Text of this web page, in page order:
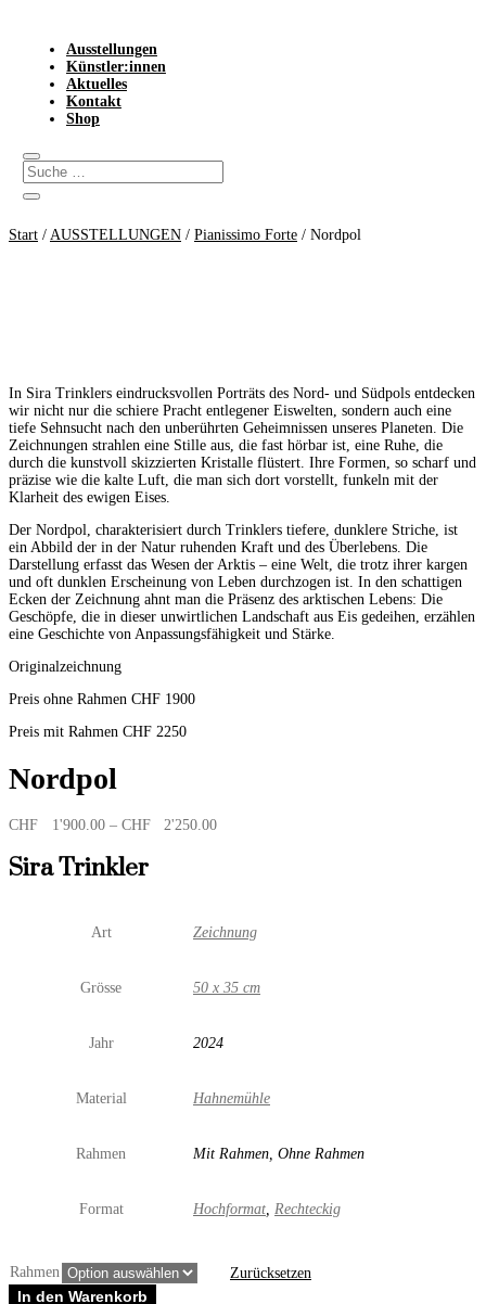
Ausstellungen
Künstler:innen
Aktuelles
Kontakt
Shop
Start / AUSSTELLUNGEN / Pianissimo Forte / Nordpol
In Sira Trinklers eindrucksvollen Porträts des Nord- und Südpols entdecken
wir nicht nur die schiere Pracht entlegener Eiswelten, sondern auch eine
tiefe Sehnsucht nach den unberührten Geheimnissen unseres Planeten. Die
Zeichnungen strahlen eine Stille aus, die fast hörbar ist, eine Ruhe, die
durch die kunstvoll skizzierten Kristalle flüstert. Ihre Formen, so scharf und
präzise wie die kalte Luft, die man sich dort vorstellt, funkeln mit der
Klarheit des ewigen Eises.
Der Nordpol, charakterisiert durch Trinklers tiefere, dunklere Striche, ist
ein Abbild der in der Natur ruhenden Kraft und des Überlebens. Die
Darstellung erfasst das Wesen der Arktis – eine Welt, die trotz ihrer kargen
und oft dunklen Erscheinung von Leben durchzogen ist. In den schattigen
Ecken der Zeichnung ahnt man die Präsenz des arktischen Lebens: Die
Geschöpfe, die in dieser unwirtlichen Landschaft aus Eis gedeihen, erzählen
eine Geschichte von Anpassungsfähigkeit und Stärke.
Originalzeichnung
Preis ohne Rahmen CHF 1900
Preis mit Rahmen CHF 2250
Nordpol
CHF 1'900.00 – CHF 2'250.00Preisspanne:
Sira Trinkler
Art Zeichnung
Grösse 50 x 35 cm
Jahr 2024
Material Hahnemühle
Rahmen Mit Rahmen, Ohne Rahmen
Format Hochformat Rechteckig
Rahmen
Zurücksetzen
Nordpol
In den Warenkorb